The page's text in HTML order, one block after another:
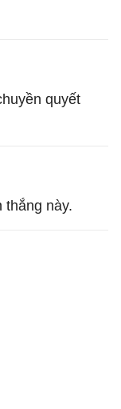
quyết
thắng này.